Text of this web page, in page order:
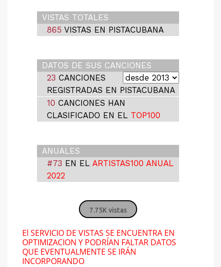
VISTAS TOTALES
865 VISTAS EN PISTACUBANA
DATOS DE SUS CANCIONES
23 CANCIONES
REGISTRADAS EN PISTACUBANA
10 CANCIONES HAN
CLASIFICADO EN EL TOP100
ANUALES
#73 EN EL ARTISTAS100 ANUAL
2022
7.75K vistas
El SERVICIO DE VISTAS SE ENCUENTRA EN
OPTIMIZACION Y PODRÍAN FALTAR DATOS
QUE EVENTUALMENTE SE IRÁN
INCORPORANDO